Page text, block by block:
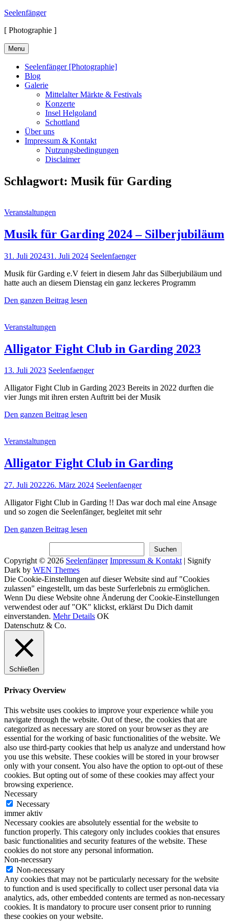
Skip
content
Seelenfänger
[ Photographie ]
Menu
Seelenfänger [Photographie]
Blog
Galerie
Mittelalter Märkte & Festivals
Konzerte
Insel Helgoland
Schottland
Über uns
Impressum & Kontakt
Nutzungsbedingungen
Disclaimer
Schlagwort: Musik für Garding
Cat
Veranstaltungen
Musik für Garding 2024 – Silberjubiläum
Posted
31. Juli 202431. Juli 2024 Seelenfaenger
Musik für Garding e.V feiert in diesem Jahr das Silberjubiläum und
hatte auch an diesem Dienstag ein ganz leckeres Programm
Den ganzen Beitrag lesen
Silberjubiläum
Cat
Veranstaltungen
Alligator Fight Club in Garding 2023
Posted
13. Juli 2023 Seelenfaenger
Alligator Fight Club in Garding 2023 Bereits in 2022 durften die
vier Jungs mit ihren ersten Auftritt bei der Musik
Den ganzen Beitrag lesen
2023
Cat
Veranstaltungen
Alligator Fight Club in Garding
Posted
27. Juli 202226. März 2024 Seelenfaenger
Alligator Fight Club in Garding !! Das war doch mal eine Ansage
und so zogen die Seelenfänger, begleitet mit sehr
Den ganzen Beitrag lesen
in
Garding
Suchen
Copyright © 2026 Seelenfänger Impressum & Kontakt | Signify
Dark by WEN Themes
Scroll
Up
Die Cookie-Einstellungen auf dieser Website sind auf "Cookies
zulassen" eingestellt, um das beste Surferlebnis zu ermöglichen.
Wenn Du diese Website ohne Änderung der Cookie-Einstellungen
verwendest oder auf "OK" klickst, erklärst Du Dich damit
einverstanden. Mehr Details OK
Datenschutz & Co.
Schließen
Privacy Overview
This website uses cookies to improve your experience while you
navigate through the website. Out of these, the cookies that are
categorized as necessary are stored on your browser as they are
essential for the working of basic functionalities of the website. We
also use third-party cookies that help us analyze and understand how
you use this website. These cookies will be stored in your browser
only with your consent. You also have the option to opt-out of these
cookies. But opting out of some of these cookies may affect your
browsing experience.
Necessary
Necessary
immer aktiv
Necessary cookies are absolutely essential for the website to
function properly. This category only includes cookies that ensures
basic functionalities and security features of the website. These
cookies do not store any personal information.
Non-necessary
Non-necessary
Any cookies that may not be particularly necessary for the website
to function and is used specifically to collect user personal data via
analytics, ads, other embedded contents are termed as non-necessary
cookies. It is mandatory to procure user consent prior to running
these cookies on your website.